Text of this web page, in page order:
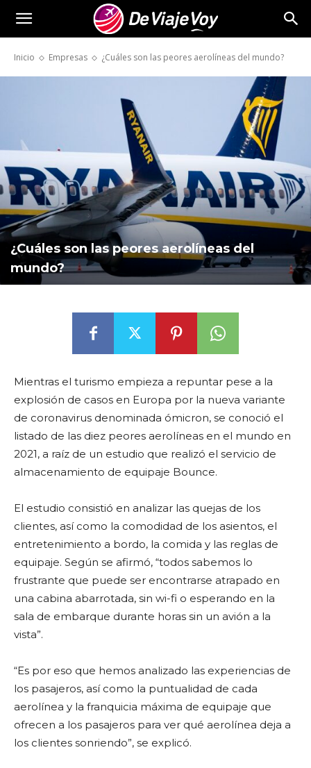
Inicio Empresas ¿Cuáles son las peores aerolíneas del mundo?
¿Cuáles son las peores aerolíneas del
mundo?
Mientras el turismo empieza a repuntar pese a la
explosión de casos en Europa por la nueva variante
de coronavirus denominada ómicron, se conoció el
listado de las diez peores aerolíneas en el mundo en
2021, a raíz de un estudio que realizó el servicio de
almacenamiento de equipaje Bounce.
El estudio consistió en analizar las quejas de los
clientes, así como la comodidad de los asientos, el
entretenimiento a bordo, la comida y las reglas de
equipaje. Según se afirmó, “todos sabemos lo
frustrante que puede ser encontrarse atrapado en
una cabina abarrotada, sin wi-fi o esperando en la
sala de embarque durante horas sin un avión a la
vista”.
“Es por eso que hemos analizado las experiencias de
los pasajeros, así como la puntualidad de cada
aerolínea y la franquicia máxima de equipaje que
ofrecen a los pasajeros para ver qué aerolínea deja a
los clientes sonriendo”, se explicó.